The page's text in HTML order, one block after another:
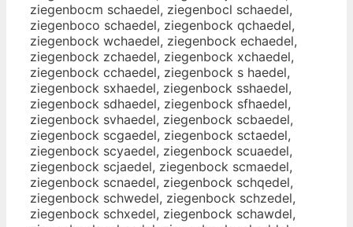
ziegenbocm schaedel, ziegenbocl schaedel,
ziegenboco schaedel, ziegenbock qchaedel,
ziegenbock wchaedel, ziegenbock echaedel,
ziegenbock zchaedel, ziegenbock xchaedel,
ziegenbock cchaedel, ziegenbock s haedel,
ziegenbock sxhaedel, ziegenbock sshaedel,
ziegenbock sdhaedel, ziegenbock sfhaedel,
ziegenbock svhaedel, ziegenbock scbaedel,
ziegenbock scgaedel, ziegenbock sctaedel,
ziegenbock scyaedel, ziegenbock scuaedel,
ziegenbock scjaedel, ziegenbock scmaedel,
ziegenbock scnaedel, ziegenbock schqedel,
ziegenbock schwedel, ziegenbock schzedel,
ziegenbock schxedel, ziegenbock schawdel,